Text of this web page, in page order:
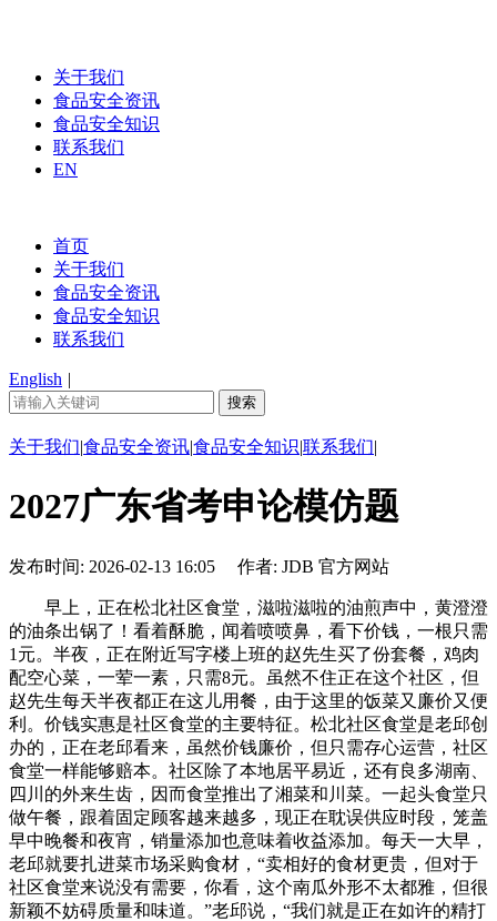
关于我们
食品安全资讯
食品安全知识
联系我们
EN
首页
关于我们
食品安全资讯
食品安全知识
联系我们
English |
关于我们|食品安全资讯|食品安全知识|联系我们|
2027广东省考申论模仿题
发布时间: 2026-02-13 16:05 作者: JDB 官方网站
早上，正在松北社区食堂，滋啦滋啦的油煎声中，黄澄澄
的油条出锅了！看着酥脆，闻着喷喷鼻，看下价钱，一根只需
1元。半夜，正在附近写字楼上班的赵先生买了份套餐，鸡肉
配空心菜，一荤一素，只需8元。虽然不住正在这个社区，但
赵先生每天半夜都正在这儿用餐，由于这里的饭菜又廉价又便
利。价钱实惠是社区食堂的主要特征。松北社区食堂是老邱创
办的，正在老邱看来，虽然价钱廉价，但只需存心运营，社区
食堂一样能够赔本。社区除了本地居平易近，还有良多湖南、
四川的外来生齿，因而食堂推出了湘菜和川菜。一起头食堂只
做午餐，跟着固定顾客越来越多，现正在耽误供应时段，笼盖
早中晚餐和夜宵，销量添加也意味着收益添加。每天一大早，
老邱就要扎进菜市场采购食材，“卖相好的食材更贵，但对于
社区食堂来说没有需要，你看，这个南瓜外形不太都雅，但很
新颖不妨碍质量和味道。”老邱说，“我们就是正在如许的精打